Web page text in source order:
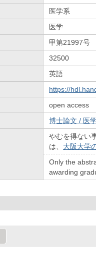
医学系
医学
甲第21997号
32500
英語
https://
open access
博士論文 / 医
やむを得ない
は、 大阪大学
Only the
awarding